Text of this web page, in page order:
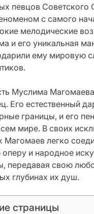
певцов Советского
с самого
мелодические
и его уникальная
ему мировую
Муслима
Его естественный
границы, и его
мире. В своих
Магомаев легко
и народное
передавая свою
глубинах их душ.
страницы